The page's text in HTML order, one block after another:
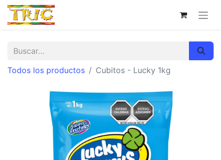
Todos los productos Cubitos - Lucky 1kg